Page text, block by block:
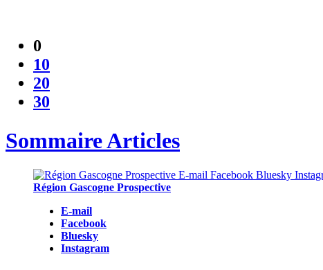
0
10
20
30
Sommaire Articles
Région Gascogne Prospective
E-mail
Facebook
Bluesky
Instagram